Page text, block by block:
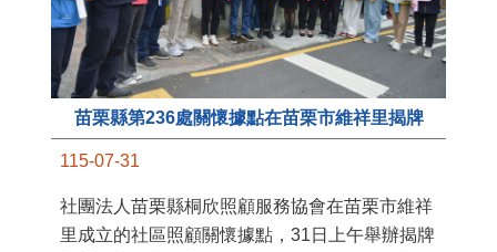
苗栗縣第236處關懷據點在苗栗市維祥里揭牌
115-07-31
社團法人苗栗縣桐欣照顧服務協會在苗栗市維祥
里成立的社區照顧關懷據點，31日上午舉辦揭牌